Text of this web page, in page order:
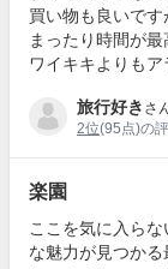
買い物も良いで
まったり時間が最
ワイキキよりもア
旅行好き さ
2位(95点)の
楽園
ここを気に入ら
な魅力が見つか